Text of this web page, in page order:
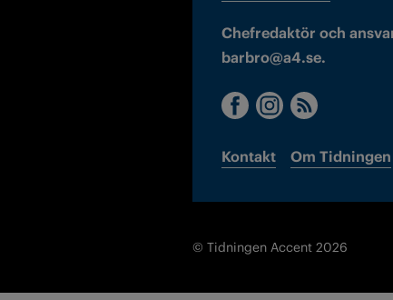
Chefredaktör och
barbro@a4.se.
Kontakt Om Tidningen
© Tidningen Accent 2026